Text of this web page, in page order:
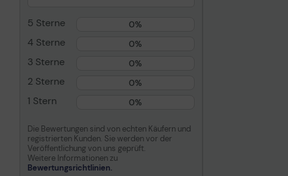
5 Sterne 0%
4 Sterne 0%
3 Sterne 0%
2 Sterne 0%
1 Stern 0%
Die Bewertungen sind von echten Käufern und
registrierten Kunden. Sie werden vor der
Veröffentlichung von uns geprüft.
Weitere Informationen zu
Bewertungsrichtlinien.